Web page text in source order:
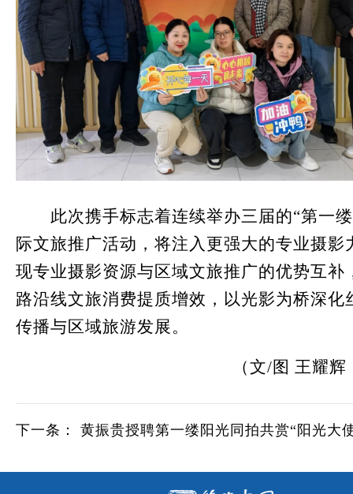
此次携手标志着连续举办三届的“第一缕
际文旅推广活动，将注入更强大的专业摄影
现专业摄影资源与区域文旅推广的优势互补
路沿线文旅消费提质增效，以光影为桥深化
传播与区域旅游发展。
（文/图 王耀
下一条： 黄振贵授聘第一缕阳光同拍共赏“阳光大